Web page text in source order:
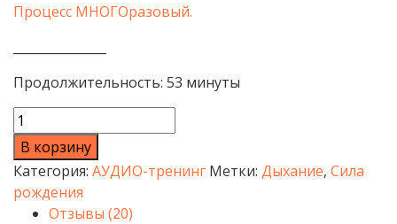
Процесс МНОГОразовый.
Продолжительность: 53 минуты
Количество товара «ВДОХ СИЛЫ И МУДРОСТИ» –
В корзину
Категория: АУДИО-тренинг Метки: Дыхание, Сила
рождения
Отзывы (20)